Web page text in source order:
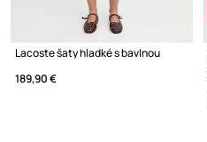
Lacoste šaty hladké s bavlnou
189,90 €